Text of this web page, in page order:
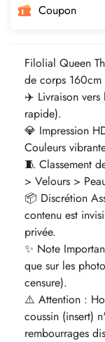
Coupon
Filolial Queen
de corps
✈️ Livraison vers
rapide).
💎 Impression
Couleurs
🧵 Classement
> Velours >
📦 Discrétion
contenu est
privée.
✨ Note
que sur les
censure).
⚠️ Attention :
coussin (insert)
rembourrages